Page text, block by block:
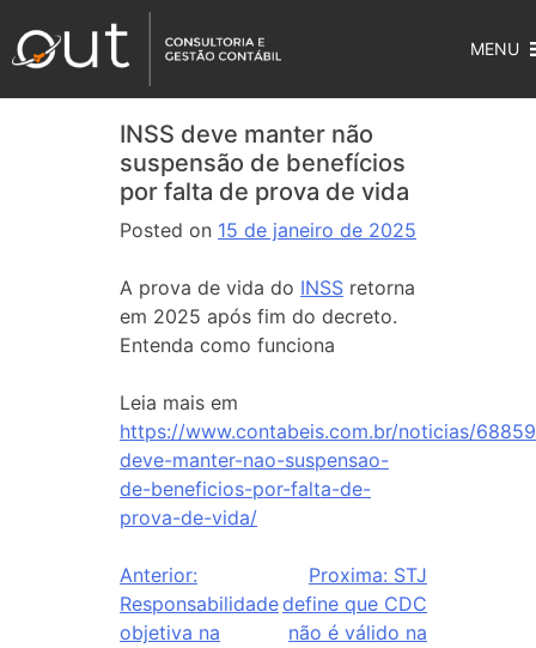
MENU
INSS deve manter não
suspensão de benefícios
por falta de prova de vida
Posted on 15 de janeiro de 2025
A prova de vida do INSS retorna
em 2025 após fim do decreto.
Entenda como funciona
Leia mais em
https://www.contabeis.com.br/noticias/
deve-manter-nao-suspensao-
de-beneficios-por-falta-de-
prova-de-vida/
Anterior:
Responsabilidade
objetiva na
Proxima: STJ
define que CDC
não é válido na